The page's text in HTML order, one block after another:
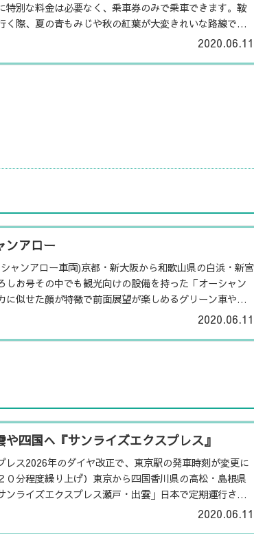
特別な料金は必要なく、乗車券のみで乗車できます。鞍
く際、夏の青もみじや秋の紅葉が大変きれいな路線で
2020.06.11
ンアロー
ャンアロー車両)京都・新大阪から和歌山県の白浜・新宮
しお号その中でも観光向けの設備を持った「オーシャン
に似せた顔が特徴で前面展望が楽しめるグリーン車や、
2020.06.11
四国へ『サンライズエクスプレス』
レス2026年のダイヤ改正で、東京駅の発車時刻が変更に
０分程度繰り上げ）東京から四国香川県の高松・島根県
ンライズエクスプレス瀬戸・出雲」日本で定期運行され
2020.06.11